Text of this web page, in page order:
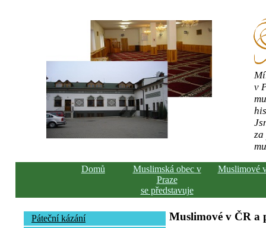
v
Domů
Muslimská obec v
Praze
se představuje
Muslimové
Páteční kázání
Muslimové v ČR